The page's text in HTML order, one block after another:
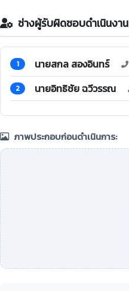
ช่างผู้รับผิดชอบดำเนินงาน
1 นายสกล สองอินทร์
2 นายอิทธิชัย ฉวีวรรณ
ภาพประกอบก่อนดำเนินการ: